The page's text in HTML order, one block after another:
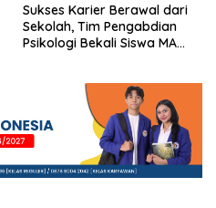
Sukses Karier Berawal dari
Sekolah, Tim Pengabdian
Psikologi Bekali Siswa MA